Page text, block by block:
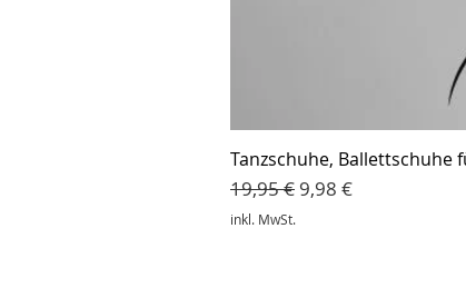
Tanzschuhe, Ballettschuhe
Standardpreis
19,95 € Sale-Preis
9,98 €
inkl. MwSt.